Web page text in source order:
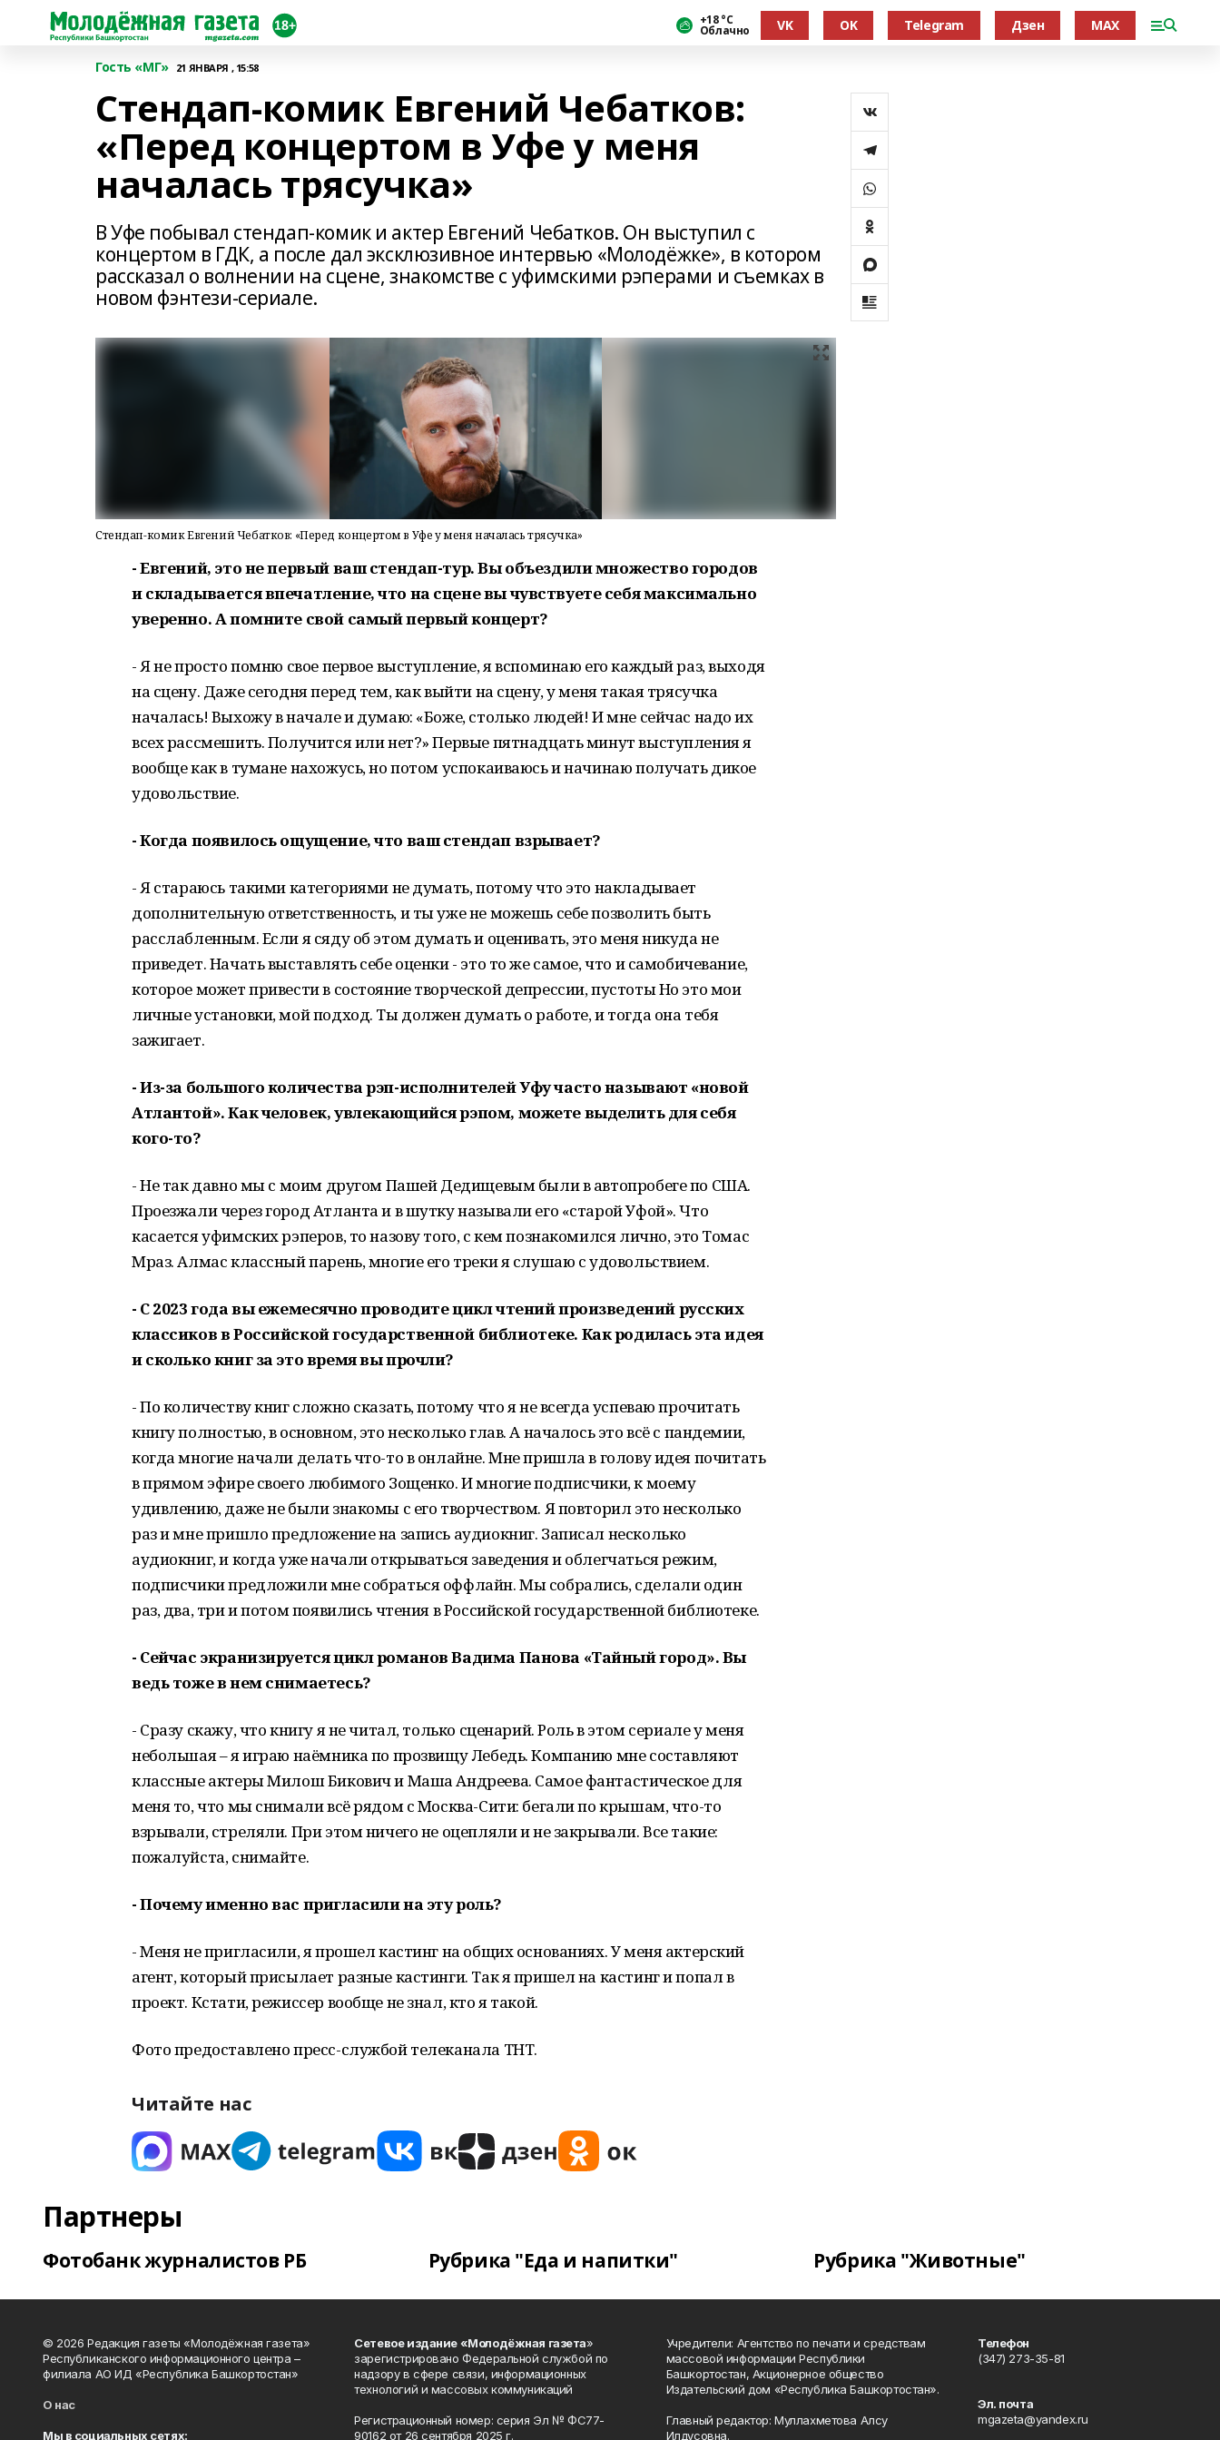
+18 °С
Облачно VK OK Telegram Дзен MAX
Гость «МГ» 21 ЯНВАРЯ , 15:58
Стендап-комик Евгений Чебатков:
«Перед концертом в Уфе у меня
началась трясучка»
В Уфе побывал стендап-комик и актер Евгений Чебатков. Он выступил с
концертом в ГДК, а после дал эксклюзивное интервью «Молодёжке», в котором
рассказал о волнении на сцене, знакомстве с уфимскими рэперами и съемках в
новом фэнтези-сериале.
Стендап-комик Евгений Чебатков: «Перед концертом в Уфе у меня началась трясучка»
- Евгений, это не первый ваш стендап-тур. Вы объездили множество городов
и складывается впечатление, что на сцене вы чувствуете себя максимально
уверенно. А помните свой самый первый концерт?
- Я не просто помню свое первое выступление, я вспоминаю его каждый раз, выходя
на сцену. Даже сегодня перед тем, как выйти на сцену, у меня такая трясучка
началась! Выхожу в начале и думаю: «Боже, столько людей! И мне сейчас надо их
всех рассмешить. Получится или нет?» Первые пятнадцать минут выступления я
вообще как в тумане нахожусь, но потом успокаиваюсь и начинаю получать дикое
удовольствие.
- Когда появилось ощущение, что ваш стендап взрывает?
- Я стараюсь такими категориями не думать, потому что это накладывает
дополнительную ответственность, и ты уже не можешь себе позволить быть
расслабленным. Если я сяду об этом думать и оценивать, это меня никуда не
приведет. Начать выставлять себе оценки - это то же самое, что и самобичевание,
которое может привести в состояние творческой депрессии, пустоты Но это мои
личные установки, мой подход. Ты должен думать о работе, и тогда она тебя
зажигает.
- Из-за большого количества рэп-исполнителей Уфу часто называют «новой
Атлантой». Как человек, увлекающийся рэпом, можете выделить для себя
кого-то?
- Не так давно мы с моим другом Пашей Дедищевым были в автопробеге по США.
Проезжали через город Атланта и в шутку называли его «старой Уфой». Что
касается уфимских рэперов, то назову того, с кем познакомился лично, это Томас
Мраз. Алмас классный парень, многие его треки я слушаю с удовольствием.
- С 2023 года вы ежемесячно проводите цикл чтений произведений русских
классиков в Российской государственной библиотеке. Как родилась эта идея
и сколько книг за это время вы прочли?
- По количеству книг сложно сказать, потому что я не всегда успеваю прочитать
книгу полностью, в основном, это несколько глав. А началось это всё с пандемии,
когда многие начали делать что-то в онлайне. Мне пришла в голову идея почитать
в прямом эфире своего любимого Зощенко. И многие подписчики, к моему
удивлению, даже не были знакомы с его творчеством. Я повторил это несколько
раз и мне пришло предложение на запись аудиокниг. Записал несколько
аудиокниг, и когда уже начали открываться заведения и облегчаться режим,
подписчики предложили мне собраться оффлайн. Мы собрались, сделали один
раз, два, три и потом появились чтения в Российской государственной библиотеке.
- Сейчас экранизируется цикл романов Вадима Панова «Тайный город». Вы
ведь тоже в нем снимаетесь?
- Сразу скажу, что книгу я не читал, только сценарий. Роль в этом сериале у меня
небольшая – я играю наёмника по прозвищу Лебедь. Компанию мне составляют
классные актеры Милош Бикович и Маша Андреева. Самое фантастическое для
меня то, что мы снимали всё рядом с Москва-Сити: бегали по крышам, что-то
взрывали, стреляли. При этом ничего не оцепляли и не закрывали. Все такие:
пожалуйста, снимайте.
- Почему именно вас пригласили на эту роль?
- Меня не пригласили, я прошел кастинг на общих основаниях. У меня актерский
агент, который присылает разные кастинги. Так я пришел на кастинг и попал в
проект. Кстати, режиссер вообще не знал, кто я такой.
Фото предоставлено пресс-службой телеканала ТНТ.
Читайте нас
Партнеры
Фотобанк журналистов РБ Рубрика "Еда и напитки" Рубрика "Животные"
© 2026 Редакция газеты «Молодёжная газета»
Республиканского информационного центра –
филиала АО ИД «Республика Башкортостан»
О нас
Мы в социальных сетях:
Сетевое издание «Молодёжная газета»
зарегистрировано Федеральной службой по
надзору в сфере связи, информационных
технологий и массовых коммуникаций
Регистрационный номер: серия Эл № ФС77-
90162 от 26 сентября 2025 г.
Учредители: Агентство по печати и средствам
массовой информации Республики
Башкортостан, Акционерное общество
Издательский дом «Республика Башкортостан».
Главный редактор: Муллахметова Алсу
Илдусовна.
Телефон
(347) 273-35-81
Эл. почта
mgazeta@yandex.ru